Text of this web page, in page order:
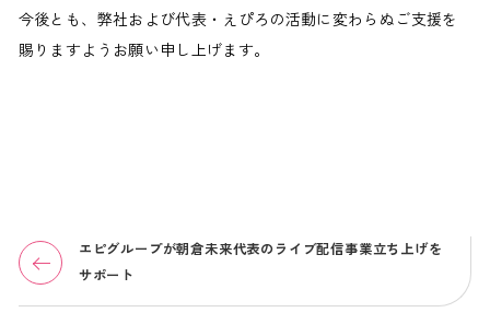
今後とも、弊社および代表・えぴろの活動に変わらぬご支援を
賜りますようお願い申し上げます。
エピグループが朝倉未来代表のライブ配信事業立ち上げを
サポート